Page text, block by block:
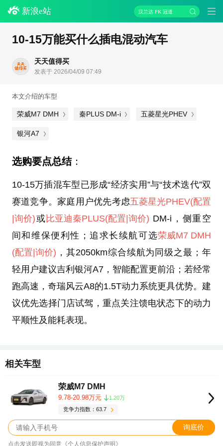
新浪e站 汉兰达 PK 冠道
10-15万能买什么插电混动汽车
天天值得买
发表于 2026/04/09 07:49
本文介绍的车型
荣威M7 DMH 秦PLUS DM-i 五菱星光PHEV
银河A7
选购要点总结：
10-15万插混车型已形成“经济实用”与“技术迭代”双
赛道竞争。家庭用户优先考虑五菱星光PHEV(配置
|询价)或 比亚迪秦PLUS(配置|询价) DM-i，侧重空
间和维保便利性；追求长续航可选荣威M7 DMH
(配置|询价) ，其2050km综合续航为同级之最；年
轻用户建议吉利银河A7，智能配置更前沿；若经常
跑高速，奇瑞风云A8的1.5T动力系统更具优势。建
议优先选择门店试驾，重点关注馈电状态下的动力
平顺性及能耗表现。
相关车型
荣威M7 DMH
9.78-20.98万元
1.20万
竞争力指数：63.7
询底价
点击发送即视为同意《个人信息保护声明》